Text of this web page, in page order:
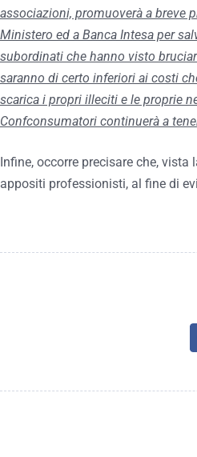
associazioni, promuoverà a breve
Ministero ed a Banca Intesa per
subordinati che hanno visto
saranno di certo inferiori ai costi
scarica i propri illeciti e le proprie
Confconsumatori continuerà a
Infine, occorre precisare che,
appositi professionisti, al fine di